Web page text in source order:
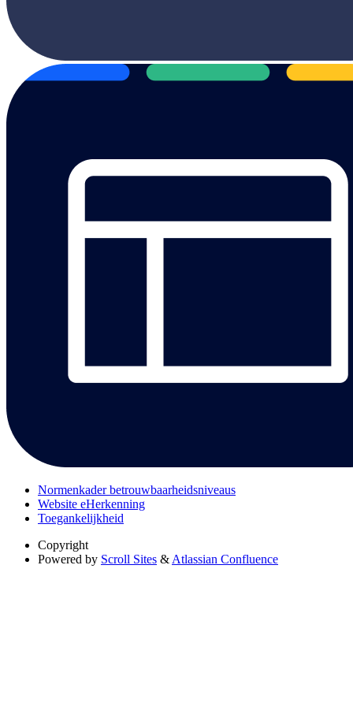
Normenkader betrouwbaarheidsniveaus
Website eHerkenning
Toegankelijkheid
Copyright
Powered by Scroll Sites & Atlassian Confluence